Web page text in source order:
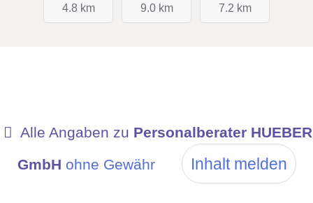
4.8 km
9.0 km
7.2 km
Alle Angaben zu Personalberater HUEBER
GmbH ohne Gewähr Inhalt melden